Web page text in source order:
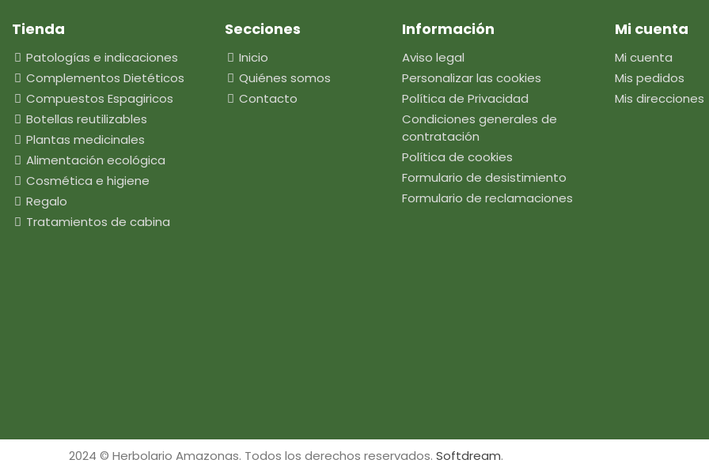
Tienda
Patologías e indicaciones
Complementos Dietéticos
Compuestos Espagiricos
Botellas reutilizables
Plantas medicinales
Alimentación ecológica
Cosmética e higiene
Regalo
Tratamientos de cabina
Secciones
Inicio
Quiénes somos
Contacto
Información
Aviso legal
Personalizar las cookies
Política de Privacidad
Condiciones generales de
contratación
Política de cookies
Formulario de desistimiento
Formulario de reclamaciones
Mi cuenta
Mi cuenta
Mis pedidos
Mis direcciones
2024 © Herbolario Amazonas. Todos los derechos reservados. Softdream.